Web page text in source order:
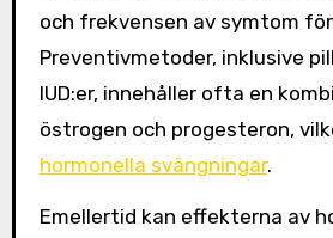
och frekvensen av symtom
Preventivmetoder, inklusive
IUD:er, innehåller ofta en
östrogen och progesteron,
hormonella svängningar.
Emellertid kan effekterna av